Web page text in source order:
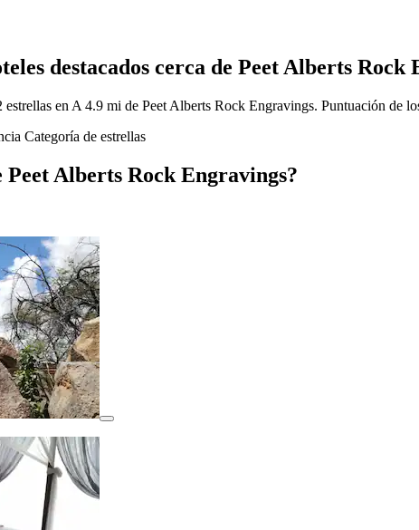
destacados cerca de Peet Alberts Rock
en A 4.9 mi de Peet Alberts Rock Engravings. Puntuación de
Categoría de estrellas
Peet Alberts Rock Engravings?